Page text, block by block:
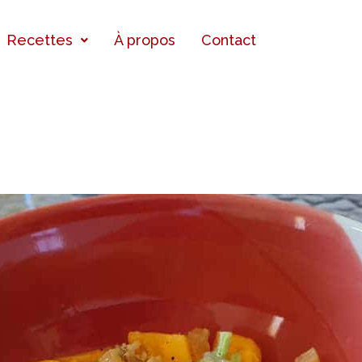
Recettes À propos Contact